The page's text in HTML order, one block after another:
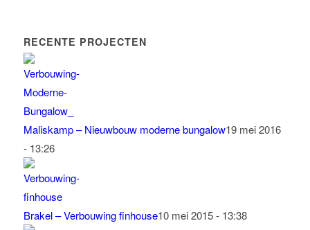
RECENTE PROJECTEN
Maliskamp – Nieuwbouw moderne bungalow19 mei 2016
- 13:26
Brakel – Verbouwing finhouse10 mei 2015 - 13:38